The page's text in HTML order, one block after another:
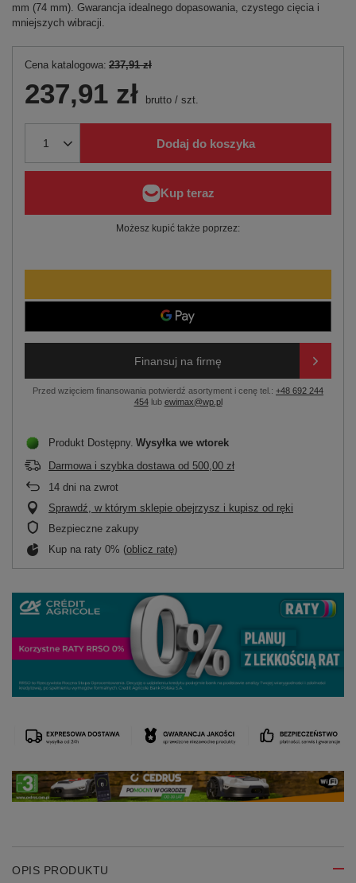
mm (74 mm). Gwarancja idealnego dopasowania, czystego cięcia i
mniejszych wibracji.
Cena katalogowa: 237,91 zł
237,91 zł brutto / szt.
Dodaj do koszyka
Możesz kupić także poprzez:
Finansuj na firmę
Przed wzięciem finansowania potwierdź asortyment i cenę tel.: +48 692 244
454lub ewimax@wp.pl
Produkt Dostępny Wysyłka we wtorek
Darmowa i szybka dostawa od 500,00 zł
14 dni na zwrot
Sprawdź, w którym sklepie obejrzysz i kupisz od ręki
Bezpieczne zakupy
Kup na raty 0% (oblicz ratę)
OPIS PRODUKTU